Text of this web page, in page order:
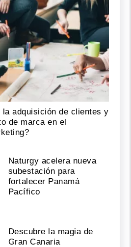
la adquisición de clientes y
de marca en el
Naturgy acelera nueva
subestación para
fortalecer Panamá
Pacífico
Descubre la magia de
Gran Canaria